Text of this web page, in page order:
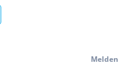
Melden